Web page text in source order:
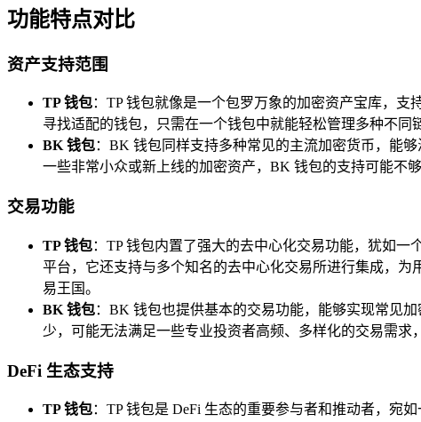
功能特点对比
资产支持范围
TP 钱包：TP 钱包就像是一个包罗万象的加密资产宝库，
寻找适配的钱包，只需在一个钱包中就能轻松管理多种不
BK 钱包：BK 钱包同样支持多种常见的主流加密货币，能
一些非常小众或新上线的加密资产，BK 钱包的支持可能不
交易功能
TP 钱包：TP 钱包内置了强大的去中心化交易功能，犹如
平台，它还支持与多个知名的去中心化交易所进行集成，
易王国。
BK 钱包：BK 钱包也提供基本的交易功能，能够实现常见
少，可能无法满足一些专业投资者高频、多样化的交易需求
DeFi 生态支持
TP 钱包：TP 钱包是 DeFi 生态的重要参与者和推动者，宛